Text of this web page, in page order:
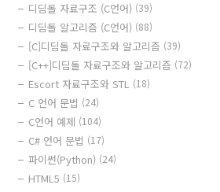
디딤돌 자료구조 (C언어) (39)
디딤돌 알고리즘 (C언어) (88)
[C]디딤돌 자료구조와 알고리즘 (39)
[C++]디딤돌 자료구조와 알고리즘 (72)
Escort 자료구조와 STL (18)
C 언어 문법 (24)
C언어 예제 (104)
C# 언어 문법 (17)
파이썬(Python) (24)
HTML5 (15)